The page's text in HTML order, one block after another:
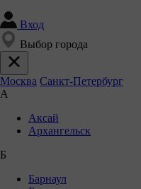
Вход
Выбор города
Москва Санкт-Петербург
А
Аксай
Архангельск
Б
Барнаул